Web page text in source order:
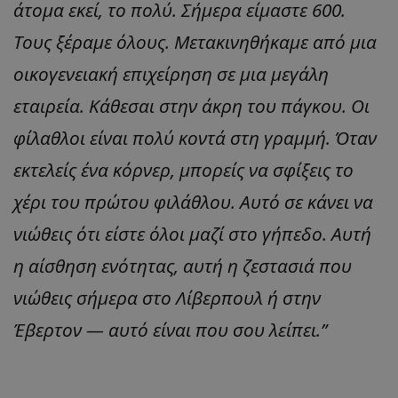
άτομα εκεί, το πολύ. Σήμερα είμαστε 600.
Τους ξέραμε όλους. Μετακινηθήκαμε από μια
οικογενειακή επιχείρηση σε μια μεγάλη
εταιρεία. Κάθεσαι στην άκρη του πάγκου. Οι
φίλαθλοι είναι πολύ κοντά στη γραμμή. Όταν
εκτελείς ένα κόρνερ, μπορείς να σφίξεις το
χέρι του πρώτου φιλάθλου. Αυτό σε κάνει να
νιώθεις ότι είστε όλοι μαζί στο γήπεδο. Αυτή
η αίσθηση ενότητας, αυτή η ζεστασιά που
νιώθεις σήμερα στο Λίβερπουλ ή στην
Έβερτον — αυτό είναι που σου λείπει.”